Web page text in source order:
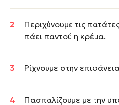
Περιχύνουμε τις
πάει παντού η κρέμα.
Ρίχνουμε στην
Πασπαλίζουμε με την